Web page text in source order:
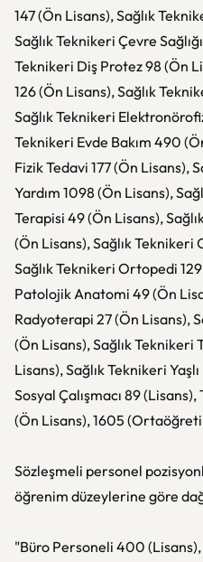
147 (Ön Lisans), Sağlık
Sağlık Teknikeri Çevre
Teknikeri Diş Protez 98 (Ön
126 (Ön Lisans), Sağlık
Sağlık Teknikeri
Teknikeri Evde Bakım 490
Fizik Tedavi 177 (Ön Lisans),
Yardım 1098 (Ön Lisans),
Terapisi 49 (Ön Lisans),
(Ön Lisans), Sağlık Teknikeri
Sağlık Teknikeri Ortopedi
Patolojik Anatomi 49 (Ön
Radyoterapi 27 (Ön Lisans),
(Ön Lisans), Sağlık Teknikeri
Lisans), Sağlık Teknikeri
Sosyal Çalışmacı 89
(Ön Lisans), 1605
Sözleşmeli personel
öğrenim düzeylerine göre
"Büro Personeli 400